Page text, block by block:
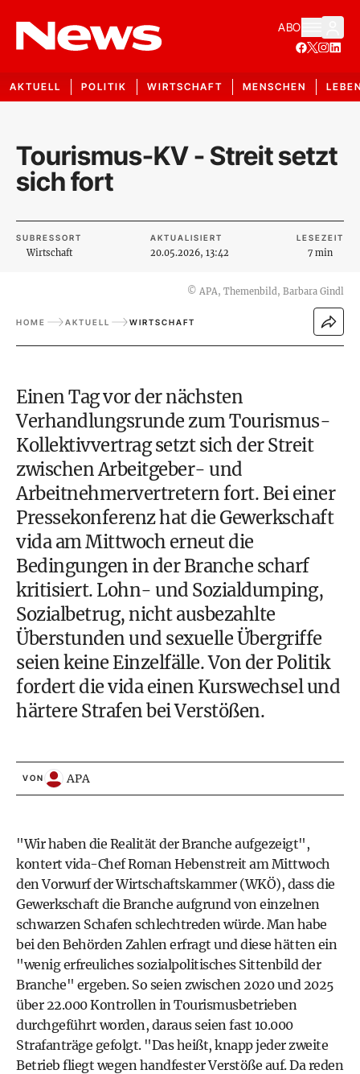
ABO
AKTUELL POLITIK WIRTSCHAFT MENSCHEN
Tourismus-KV - Streit setzt
sich fort
SUBRESSORT
Wirtschaft
AKTUALISIERT
20.05.2026, 13:42
LESEZEIT
7 min
© APA, Themenbild, Barbara Gindl
HOME AKTUELL WIRTSCHAFT
Einen Tag vor der nächsten
Verhandlungsrunde zum Tourismus-
Kollektivvertrag setzt sich der Streit
zwischen Arbeitgeber- und
Arbeitnehmervertretern fort. Bei einer
Pressekonferenz hat die Gewerkschaft
vida am Mittwoch erneut die
Bedingungen in der Branche scharf
kritisiert. Lohn- und Sozialdumping,
Sozialbetrug, nicht ausbezahlte
Überstunden und sexuelle Übergriffe
seien keine Einzelfälle. Von der Politik
fordert die vida einen Kurswechsel und
härtere Strafen bei Verstößen.
VON APA
"Wir haben die Realität der Branche aufgezeigt",
kontert vida-Chef Roman Hebenstreit am Mittwoch
den Vorwurf der Wirtschaftskammer (WKÖ), dass die
Gewerkschaft die Branche aufgrund von einzelnen
schwarzen Schafen schlechtreden würde. Man habe
bei den Behörden Zahlen erfragt und diese hätten ein
"wenig erfreuliches sozialpolitisches Sittenbild der
Branche" ergeben. So seien zwischen 2020 und 2025
über 22.000 Kontrollen in Tourismusbetrieben
durchgeführt worden, daraus seien fast 10.000
Strafanträge gefolgt. "Das heißt, knapp jeder zweite
Betrieb fliegt wegen handfester Verstöße auf. Da reden